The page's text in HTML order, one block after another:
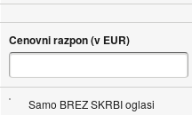
Cenovni razpon (v EUR)
Samo BREZ SKRBI oglasi